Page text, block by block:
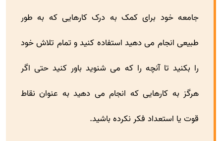
جامعه خود برای کمک به درک کارهایی که به طور
طبیعی انجام می دهید استفاده کنید و تمام تلاش خود
را بکنید تا آنچه را که می شنوید باور کنید حتی اگر
هرگز به کارهایی که انجام می دهید به عنوان نقاط
قوت یا استعداد فکر نکرده باشید.